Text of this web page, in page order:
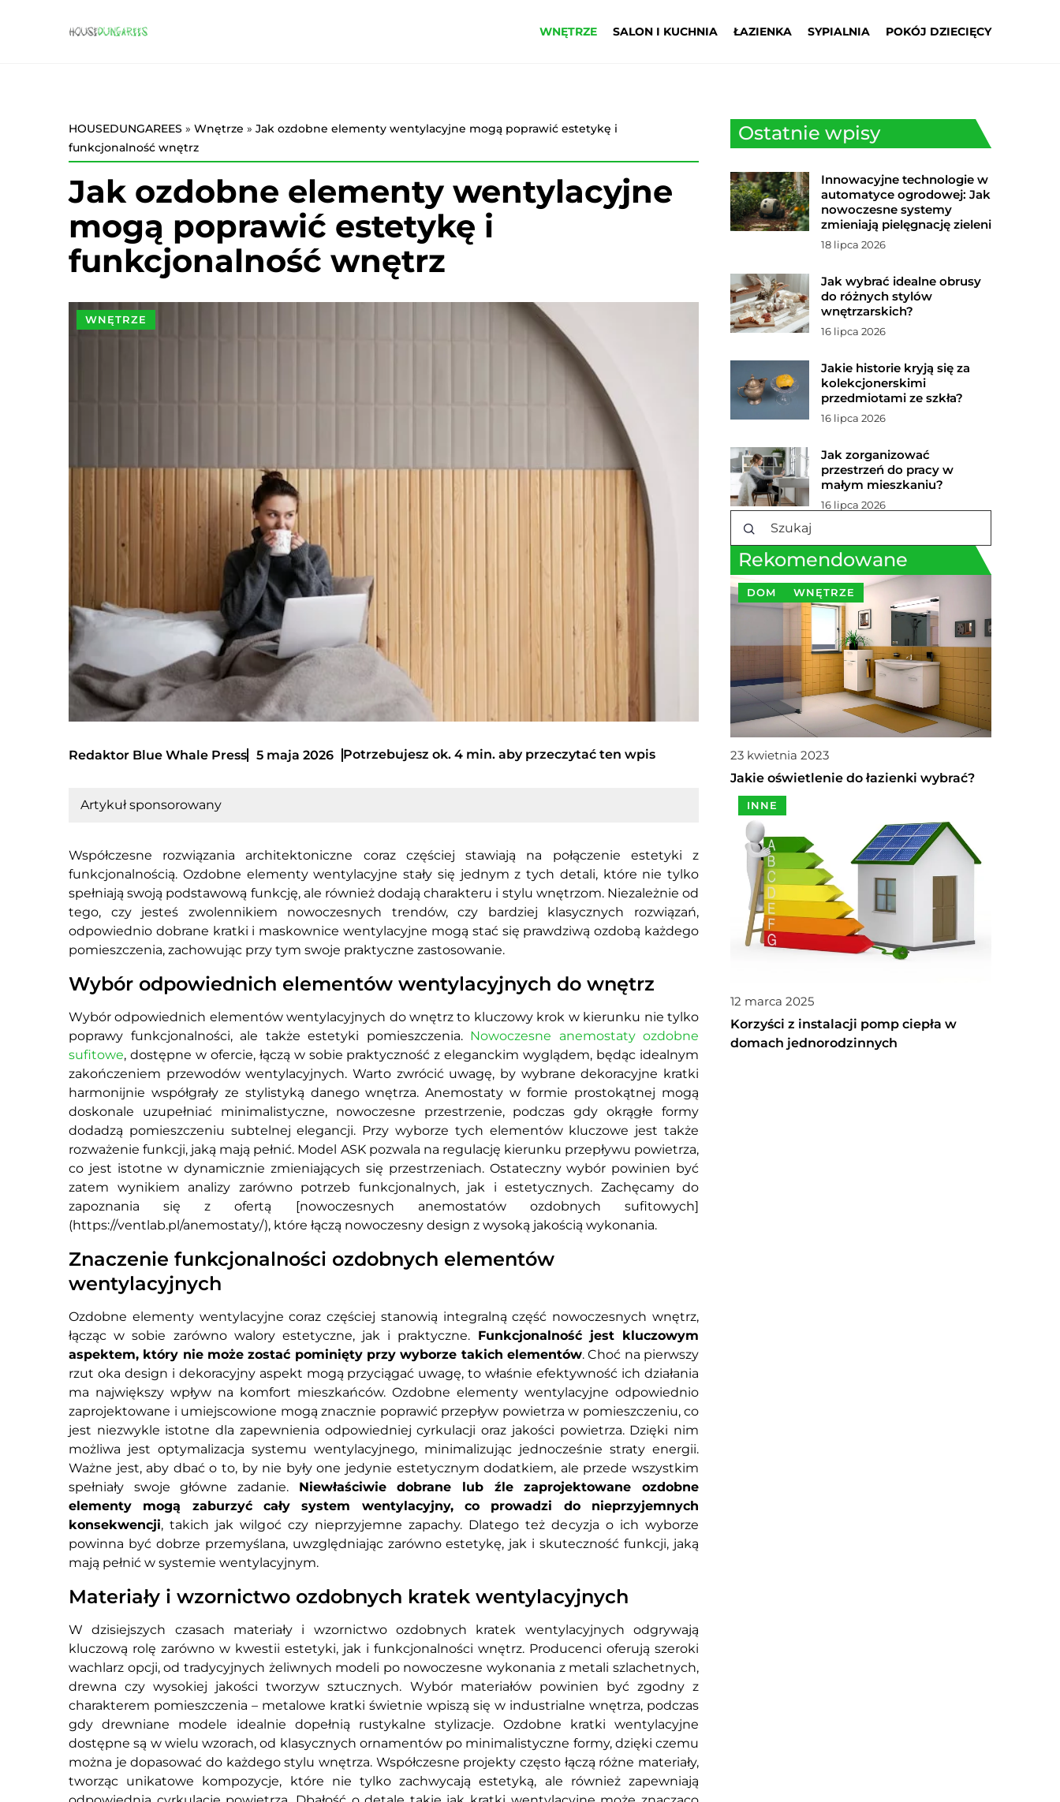
WNĘTRZE SALON I KUCHNIA ŁAZIENKA SYPIALNIA POKÓJ DZIECIĘCY
HOUSEDUNGAREES » Wnętrze » Jak ozdobne elementy wentylacyjne mogą poprawić estetykę i
funkcjonalność wnętrz
Jak ozdobne elementy wentylacyjne
mogą poprawić estetykę i
funkcjonalność wnętrz
WNĘTRZE
Redaktor Blue Whale Press 5 maja 2026 Potrzebujesz ok. 4 min. aby przeczytać ten wpis
Artykuł sponsorowany
Współczesne rozwiązania architektoniczne coraz częściej stawiają na połączenie estetyki z
funkcjonalnością. Ozdobne elementy wentylacyjne stały się jednym z tych detali, które nie tylko
spełniają swoją podstawową funkcję, ale również dodają charakteru i stylu wnętrzom. Niezależnie od
tego, czy jesteś zwolennikiem nowoczesnych trendów, czy bardziej klasycznych rozwiązań,
odpowiednio dobrane kratki i maskownice wentylacyjne mogą stać się prawdziwą ozdobą każdego
pomieszczenia, zachowując przy tym swoje praktyczne zastosowanie.
Wybór odpowiednich elementów wentylacyjnych do wnętrz
Wybór odpowiednich elementów wentylacyjnych do wnętrz to kluczowy krok w kierunku nie tylko
poprawy funkcjonalności, ale także estetyki pomieszczenia. Nowoczesne anemostaty ozdobne
sufitowe, dostępne w ofercie, łączą w sobie praktyczność z eleganckim wyglądem, będąc idealnym
zakończeniem przewodów wentylacyjnych. Warto zwrócić uwagę, by wybrane dekoracyjne kratki
harmonijnie współgrały ze stylistyką danego wnętrza. Anemostaty w formie prostokątnej mogą
doskonale uzupełniać minimalistyczne, nowoczesne przestrzenie, podczas gdy okrągłe formy
dodadzą pomieszczeniu subtelnej elegancji. Przy wyborze tych elementów kluczowe jest także
rozważenie funkcji, jaką mają pełnić. Model ASK pozwala na regulację kierunku przepływu powietrza,
co jest istotne w dynamicznie zmieniających się przestrzeniach. Ostateczny wybór powinien być
zatem wynikiem analizy zarówno potrzeb funkcjonalnych, jak i estetycznych. Zachęcamy do
zapoznania się z ofertą [nowoczesnych anemostatów ozdobnych sufitowych]
(https://ventlab.pl/anemostaty/), które łączą nowoczesny design z wysoką jakością wykonania.
Znaczenie funkcjonalności ozdobnych elementów
wentylacyjnych
Ozdobne elementy wentylacyjne coraz częściej stanowią integralną część nowoczesnych wnętrz,
łącząc w sobie zarówno walory estetyczne, jak i praktyczne. Funkcjonalność jest kluczowym
aspektem, który nie może zostać pominięty przy wyborze takich elementów. Choć na pierwszy
rzut oka design i dekoracyjny aspekt mogą przyciągać uwagę, to właśnie efektywność ich działania
ma największy wpływ na komfort mieszkańców. Ozdobne elementy wentylacyjne odpowiednio
zaprojektowane i umiejscowione mogą znacznie poprawić przepływ powietrza w pomieszczeniu, co
jest niezwykle istotne dla zapewnienia odpowiedniej cyrkulacji oraz jakości powietrza. Dzięki nim
możliwa jest optymalizacja systemu wentylacyjnego, minimalizując jednocześnie straty energii.
Ważne jest, aby dbać o to, by nie były one jedynie estetycznym dodatkiem, ale przede wszystkim
spełniały swoje główne zadanie. Niewłaściwie dobrane lub źle zaprojektowane ozdobne
elementy mogą zaburzyć cały system wentylacyjny, co prowadzi do nieprzyjemnych
konsekwencji, takich jak wilgoć czy nieprzyjemne zapachy. Dlatego też decyzja o ich wyborze
powinna być dobrze przemyślana, uwzględniając zarówno estetykę, jak i skuteczność funkcji, jaką
mają pełnić w systemie wentylacyjnym.
Materiały i wzornictwo ozdobnych kratek wentylacyjnych
W dzisiejszych czasach materiały i wzornictwo ozdobnych kratek wentylacyjnych odgrywają
kluczową rolę zarówno w kwestii estetyki, jak i funkcjonalności wnętrz. Producenci oferują szeroki
wachlarz opcji, od tradycyjnych żeliwnych modeli po nowoczesne wykonania z metali szlachetnych,
drewna czy wysokiej jakości tworzyw sztucznych. Wybór materiałów powinien być zgodny z
charakterem pomieszczenia – metalowe kratki świetnie wpiszą się w industrialne wnętrza, podczas
gdy drewniane modele idealnie dopełnią rustykalne stylizacje. Ozdobne kratki wentylacyjne
dostępne są w wielu wzorach, od klasycznych ornamentów po minimalistyczne formy, dzięki czemu
można je dopasować do każdego stylu wnętrza. Współczesne projekty często łączą różne materiały,
tworząc unikatowe kompozycje, które nie tylko zachwycają estetyką, ale również zapewniają
Ostatnie wpisy
Innowacyjne technologie w
automatyce ogrodowej: Jak
nowoczesne systemy
zmieniają pielęgnację zieleni
18 lipca 2026
Jak wybrać idealne obrusy
do różnych stylów
wnętrzarskich?
16 lipca 2026
Jakie historie kryją się za
kolekcjonerskimi
przedmiotami ze szkła?
16 lipca 2026
Jak zorganizować
przestrzeń do pracy w
małym mieszkaniu?
16 lipca 2026
Rekomendowane
DOM WNĘTRZE
23 kwietnia 2023
Jakie oświetlenie do łazienki wybrać?
INNE
12 marca 2025
Korzyści z instalacji pomp ciepła w
domach jednorodzinnych